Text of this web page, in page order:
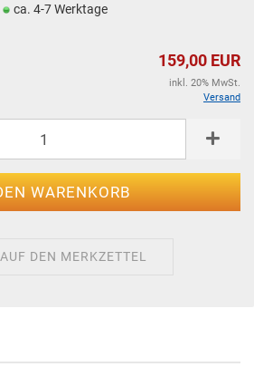
ca. 4-7 Werktage
159,00 EUR
inkl. 20% MwSt.
Versand
AUF DEN MERKZETTEL